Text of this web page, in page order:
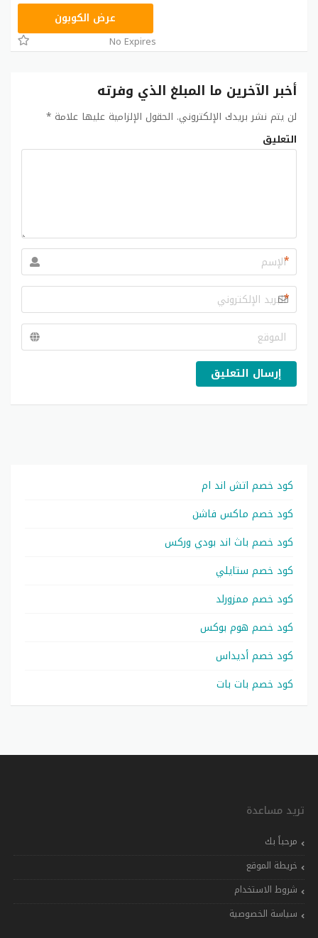
CM2626عرض الكوبون
No Expires
أخبر الآخرين ما المبلغ الذي وفرته
لن يتم نشر بريدك الإلكتروني. الحقول الإلزامية عليها علامة *
التعليق
*
*
إرسال التعليق
كود خصم اتش اند ام
كود خصم ماكس فاشن
كود خصم باث اند بودي وركس
كود خصم ستايلي
كود خصم ممزورلد
كود خصم هوم بوكس
كود خصم أديداس
كود خصم بات بات
تريد مساعدة
مرحباً بك
خريطة الموقع
شروط الاستخدام
سياسة الخصوصية